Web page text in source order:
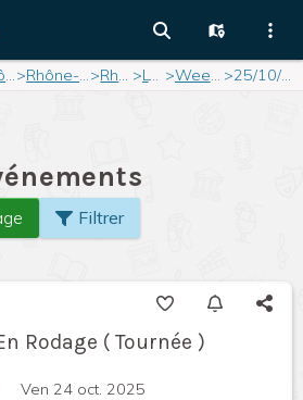
Auvergne-Rhône-Alpes> Rhône-Alpes> Rhône > Lyon > Weekend > 25/10/2025
Filtrer
Rodage ( Tournée )
Ven 24 oct. 2025